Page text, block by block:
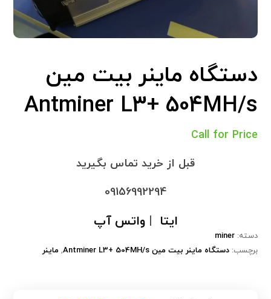
دستگاه ماینر بیت مین
Antminer L3+ 504MH/s
Call for Price
قبل از خرید تماس بگیرید
09156992294
ایتا |واتس آپ
دسته:miner
برچسب:دستگاه ماینر بیت مین Antminer L3+ 504MH/s ,ماینر